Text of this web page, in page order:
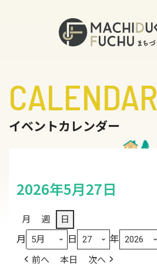
CALENDAR
イベントカレンダー
2026年5月27日
月 週 日
月 日 年
前へ 本日 次へ